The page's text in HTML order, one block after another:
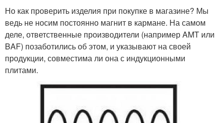
Но как проверить изделия при покупке в магазине? Мы
ведь не носим постоянно магнит в кармане. На самом
деле, ответственные производители (например AMT или
BAF) позаботились об этом, и указывают на своей
продукции, совместима ли она с индукционными
плитами.